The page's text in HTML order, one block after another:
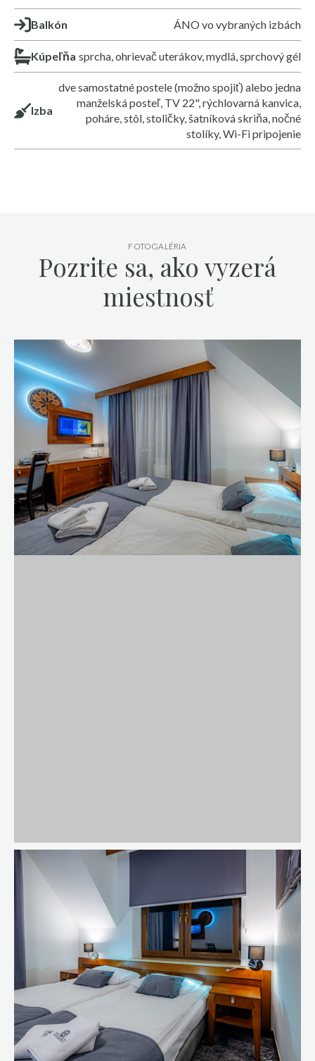
Balkón ÁNO vo vybraných izbách
Kúpeľňa sprcha, ohrievač uterákov, mydlá, sprchový gél
Izba
dve samostatné postele (možno spojiť) alebo jedna
manželská posteľ, TV 22", rýchlovarná kanvica,
poháre, stôl, stoličky, šatníková skriňa, nočné
stolíky, Wi-Fi pripojenie
FOTOGALÉRIA
Pozrite sa, ako vyzerá
miestnosť